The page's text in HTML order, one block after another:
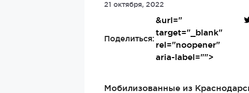
21 октября, 2022
Поделиться:
&url="
target="_blank"
rel="noopener"
aria-label="">
Мобилизованные из